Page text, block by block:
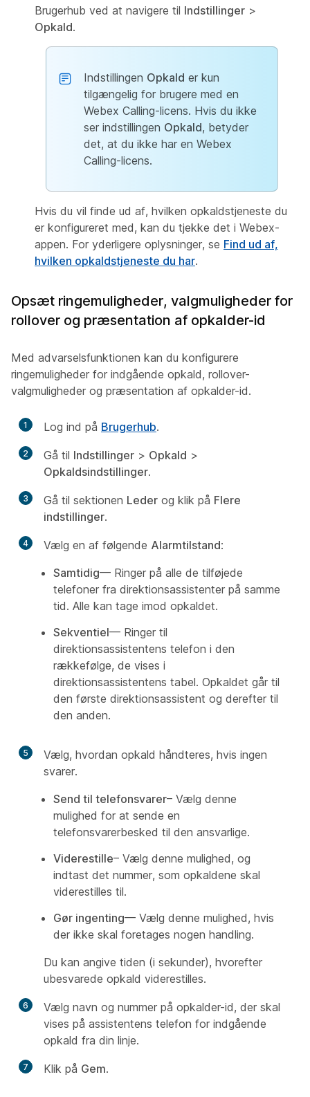
Brugerhub ved at navigere til Indstillinger >
Opkald.
Indstillingen Opkald er kun
tilgængelig for brugere med en
Webex Calling-licens. Hvis du ikke
ser indstillingen Opkald, betyder
det, at du ikke har en Webex
Calling-licens.
Hvis du vil finde ud af, hvilken opkaldstjeneste du
er konfigureret med, kan du tjekke det i Webex-
appen. For yderligere oplysninger, se Find ud af,
hvilken opkaldstjeneste du har.
Opsæt ringemuligheder, valgmuligheder for
rollover og præsentation af opkalder-id
Med advarselsfunktionen kan du konfigurere
ringemuligheder for indgående opkald, rollover-
valgmuligheder og præsentation af opkalder-id.
1 Log ind på Brugerhub.
2 Gå til Indstillinger > Opkald >
Opkaldsindstillinger.
3 Gå til sektionen Leder og klik på Flere
indstillinger.
4 Vælg en af følgende Alarmtilstand:
Samtidig— Ringer på alle de tilføjede
telefoner fra direktionsassistenter på samme
tid. Alle kan tage imod opkaldet.
Sekventiel— Ringer til
direktionsassistentens telefon i den
rækkefølge, de vises i
direktionsassistentens tabel. Opkaldet går til
den første direktionsassistent og derefter til
den anden.
5
Vælg, hvordan opkald håndteres, hvis ingen
svarer.
Send til telefonsvarer– Vælg denne
mulighed for at sende en
telefonsvarerbesked til den ansvarlige.
Viderestille– Vælg denne mulighed, og
indtast det nummer, som opkaldene skal
viderestilles til.
Gør ingenting— Vælg denne mulighed, hvis
der ikke skal foretages nogen handling.
Du kan angive tiden (i sekunder), hvorefter
ubesvarede opkald viderestilles.
6
Vælg navn og nummer på opkalder-id, der skal
vises på assistentens telefon for indgående
opkald fra din linje.
7 Klik på Gem.